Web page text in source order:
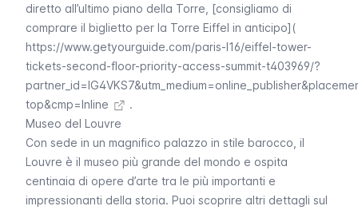
diretto all’ultimo piano della Torre, [consigliamo di
comprare il biglietto per la Torre Eiffel in anticipo](
https://www.getyourguide.com/paris-l16/eiffel-tower-
tickets-second-floor-priority-access-summit-t403969/?
top&cmp=Inline
.
Museo del Louvre
Con sede in un magnifico palazzo in stile barocco, il
Louvre è il museo più grande del mondo e ospita
centinaia di opere d’arte tra le più importanti e
impressionanti della storia. Puoi scoprire altri dettagli sul